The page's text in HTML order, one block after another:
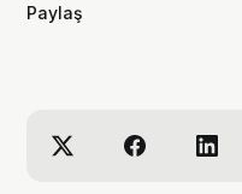
de bana eşlik etmek
Paylaş